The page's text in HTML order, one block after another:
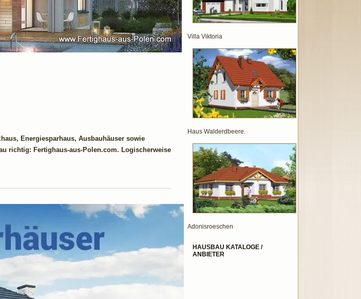
Energiesparhaus, Ausbauhäuser sowie
richtig: Fertighaus-aus-Polen.com. Logischerweise
Villa Viktoria
Haus Walderdbeere.
Adonisroeschen
HAUSBAU KATALOGE /
ANBIETER